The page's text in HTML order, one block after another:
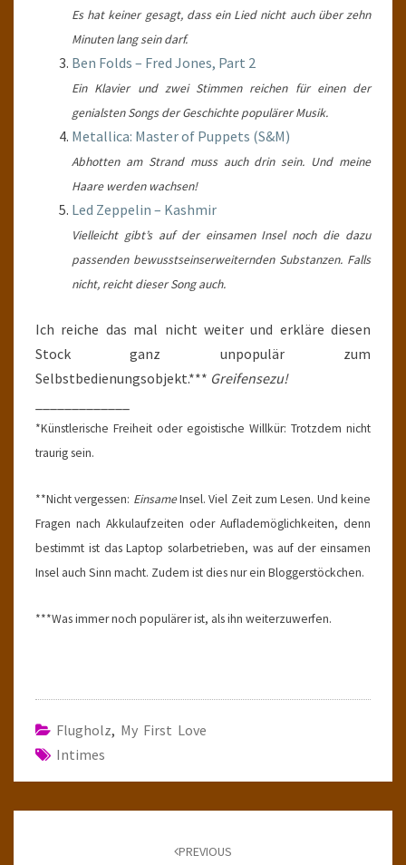
Es hat keiner gesagt, dass ein Lied nicht auch über zehn
Minuten lang sein darf.
Ben Folds – Fred Jones, Part 2
Ein Klavier und zwei Stimmen reichen für einen der
genialsten Songs der Geschichte populärer Musik.
Metallica: Master of Puppets (S&M)
Abhotten am Strand muss auch drin sein. Und meine
Haare werden wachsen!
Led Zeppelin – Kashmir
Vielleicht gibt’s auf der einsamen Insel noch die dazu
passenden bewusstseinserweiternden Substanzen. Falls
nicht, reicht dieser Song auch.
Ich reiche das mal nicht weiter und erkläre diesen
Stock ganz unpopulär zum
Selbstbedienungsobjekt.*** Greifensezu!
*Künstlerische Freiheit oder egoistische Willkür: Trotzdem nicht
traurig sein.
**Nicht vergessen: EinsameInsel. Viel Zeit zum Lesen. Und keine
Fragen nach Akkulaufzeiten oder Auflademöglichkeiten, denn
bestimmt ist das Laptop solarbetrieben, was auf der einsamen
Insel auch Sinn macht. Zudem ist dies nur ein Bloggerstöckchen.
***Was immer noch populärer ist, als ihn weiterzuwerfen.
Flugholz, My First Love
Intimes
PREVIOUS